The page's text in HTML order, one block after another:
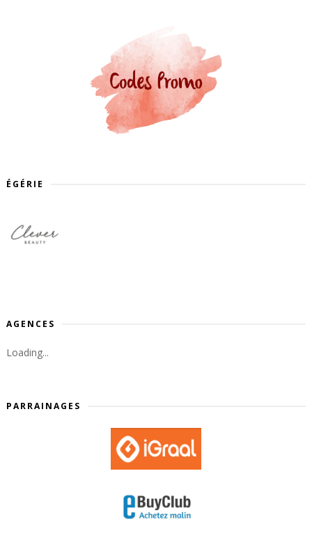
ÉGÉRIE
AGENCES
Loading...
PARRAINAGES